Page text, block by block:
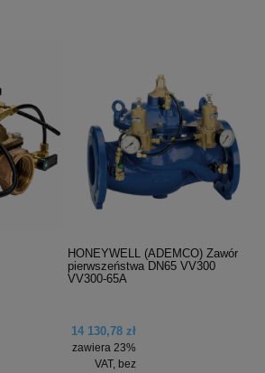
HONEYWELL (ADEMCO) Zawór
pierwszeństwa DN65 VV300
VV300-65A
14 130,78 zł
zawiera 23%
VAT, bez